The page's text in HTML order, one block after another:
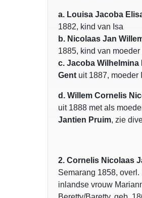
a. Louisa Jacoba
1882, kind van Isa
b. Nicolaas Jan
1885, kind van moeder
c. Jacoba Wilhelmina
Gent uit 1887, moeder
d. Willem Cornelis
uit 1888 met als
Jantien Pruim, zie
2. Cornelis Nicolaas
Semarang 1858, overl.
inlandse vrouw